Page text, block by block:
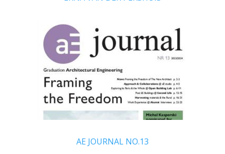
AE JOURNAL NO.13